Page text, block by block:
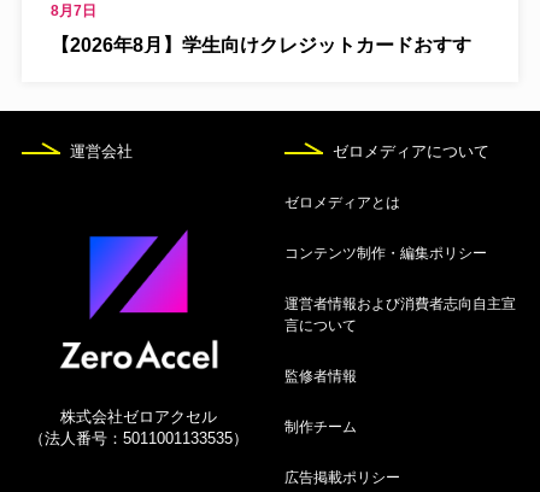
8月7日
【2026年8月】学生向けクレジットカードおすす
クレジットカード究極の1枚はコレ！究極メインカ
海外旅行保険付きおすすめクレジットカード13
選！自動付帯や使い方を解説
8月7日
費無料も紹介
運営会社
株式会社ゼロアクセル
（法人番号：5011001133535）
ゼロメディアについて
ゼロメディアとは
コンテンツ制作・編集ポリシー
運営者情報および消費者志向自主宣
言について
監修者情報
制作チーム
広告掲載ポリシー